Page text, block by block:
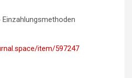
Einzahlungsmethoden
item/597247